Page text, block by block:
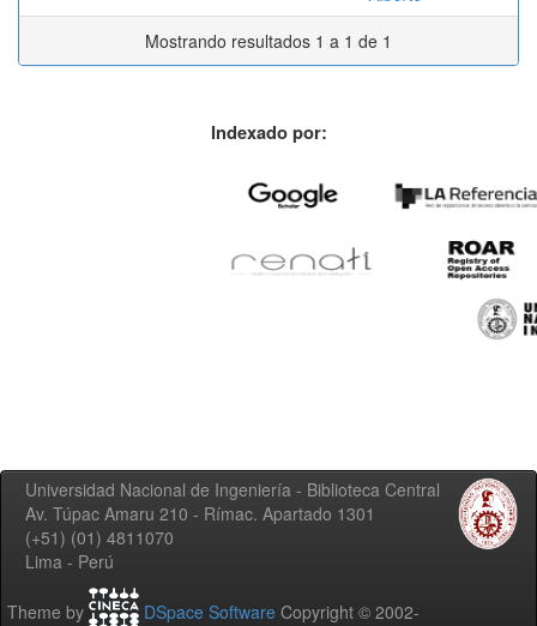
Mostrando resultados 1 a 1 de 1
Indexado por:
Universidad Nacional de Ingeniería - Biblioteca Central
Av. Túpac Amaru 210 - Rímac. Apartado 1301
(+51) (01) 4811070
Lima - Perú
Theme by DSpace Software Copyright © 2002-